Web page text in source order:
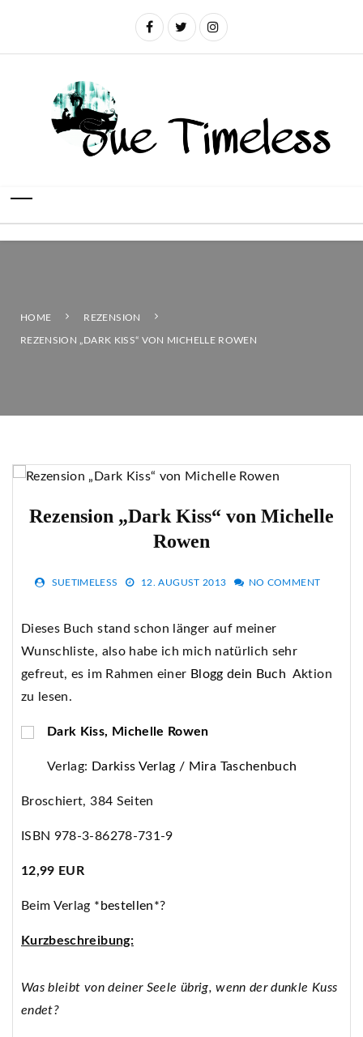
HOME REZENSION
REZENSION „DARK KISS“ VON MICHELLE ROWEN
Rezension „Dark Kiss“ von Michelle
Rowen
SUETIMELESS 12. AUGUST 2013 NO COMMENT
Dieses Buch stand schon länger auf meiner
Wunschliste, also habe ich mich natürlich sehr
gefreut, es im Rahmen einer Blogg dein Buch Aktion
zu lesen.
Dark Kiss, Michelle Rowen
Verlag: Darkiss Verlag / Mira Taschenbuch
Broschiert, 384 Seiten
ISBN 978-3-86278-731-9
12,99 EUR
Beim Verlag *bestellen*?
Kurzbeschreibung:
Was bleibt von deiner Seele übrig, wenn der dunkle Kuss
endet?